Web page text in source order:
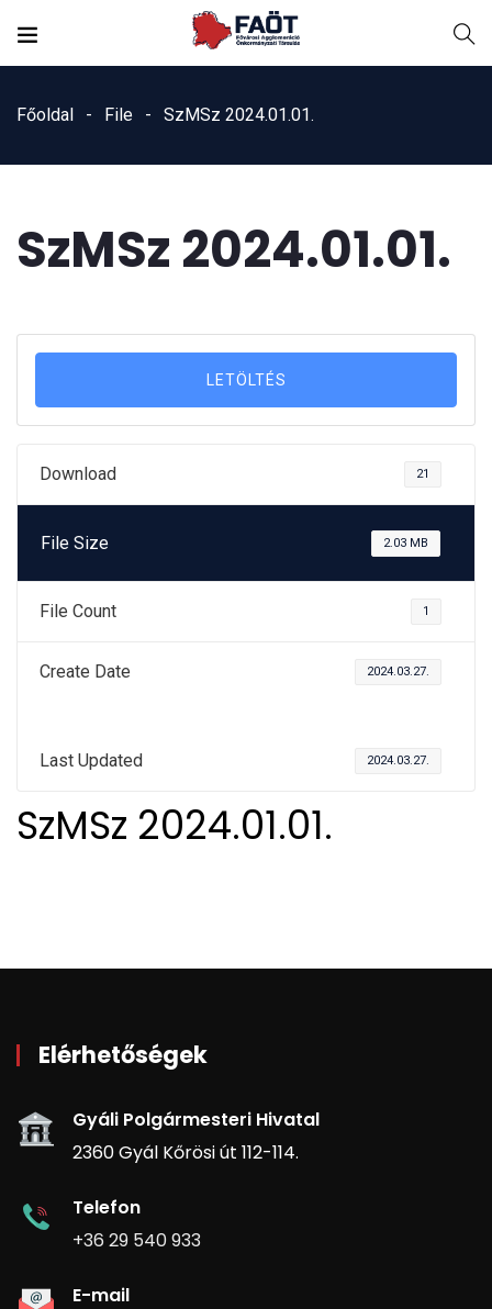
Főoldal File SzMSz 2024.01.01.
SzMSz 2024.01.01.
LETÖLTÉS
Download 21
File Size 2.03 MB
File Count 1
Create Date 2024.03.27.
Last Updated 2024.03.27.
SzMSz 2024.01.01.
Elérhetőségek
Gyáli Polgármesteri Hivatal
2360 Gyál Kőrösi út 112-114.
Telefon
+36 29 540 933
E-mail